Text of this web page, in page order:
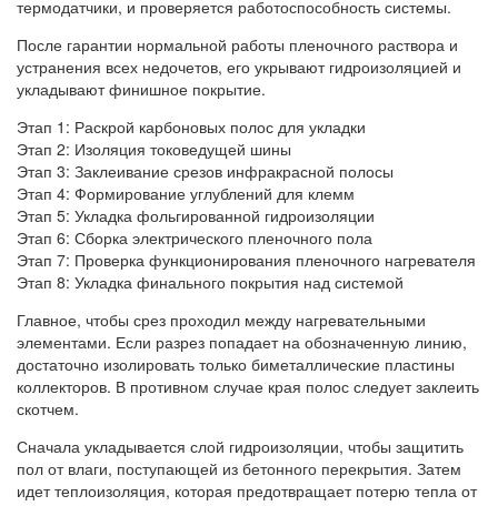
термодатчики, и проверяется работоспособность системы.
После гарантии нормальной работы пленочного раствора и
устранения всех недочетов, его укрывают гидроизоляцией и
укладывают финишное покрытие.
Этап 1: Раскрой карбоновых полос для укладки
Этап 2: Изоляция токоведущей шины
Этап 3: Заклеивание срезов инфракрасной полосы
Этап 4: Формирование углублений для клемм
Этап 5: Укладка фольгированной гидроизоляции
Этап 6: Сборка электрического пленочного пола
Этап 7: Проверка функционирования пленочного нагревателя
Этап 8: Укладка финального покрытия над системой
Главное, чтобы срез проходил между нагревательными
элементами. Если разрез попадает на обозначенную линию,
достаточно изолировать только биметаллические пластины
коллекторов. В противном случае края полос следует заклеить
скотчем.
Сначала укладывается слой гидроизоляции, чтобы защитить
пол от влаги, поступающей из бетонного перекрытия. Затем
идет теплоизоляция, которая предотвращает потерю тепла от